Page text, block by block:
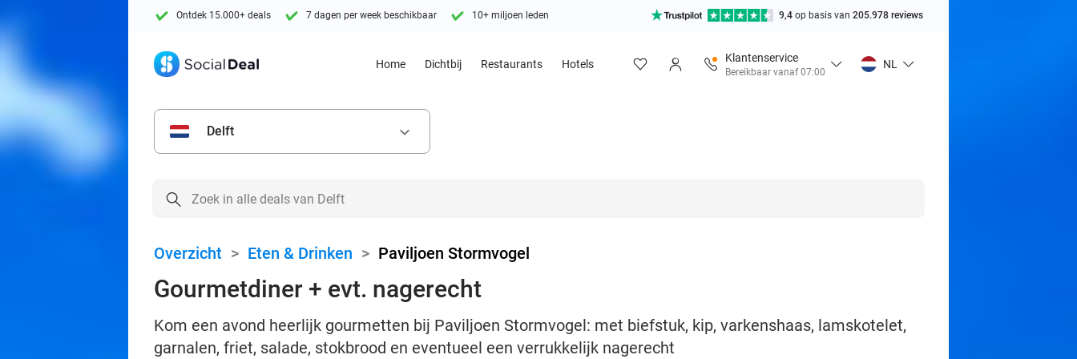
Ontdek 15.000+ deals 7 dagen per week beschikbaar 10+ miljoen leden 9,4 op basis van 205.978 reviews
Home Dichtbij Restaurants Hotels
Klantenservice
Bereikbaar vanaf 07:00
NL
Delft keyboard_arrow_down
Overzicht > Eten & Drinken > Paviljoen Stormvogel
Gourmetdiner + evt. nagerecht
Kom een avond heerlijk gourmetten bij Paviljoen Stormvogel: met biefstuk, kip, varkenshaas, lamskotelet,
garnalen, friet, salade, stokbrood en eventueel een verrukkelijk nagerecht